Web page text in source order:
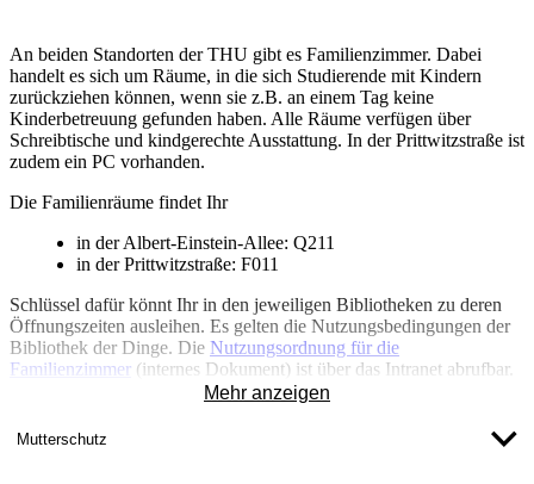
An beiden Standorten der THU gibt es Familienzimmer. Dabei
handelt es sich um Räume, in die sich Studierende mit Kindern
zurückziehen können, wenn sie z.B. an einem Tag keine
Kinderbetreuung gefunden haben. Alle Räume verfügen über
Schreibtische und kindgerechte​ Ausstattung. In der Prittwitzstraße ist
zudem ein PC vorhanden.
Die Familienräume findet Ihr
in der Albert-Einstein-Allee: Q211
in der Prittwitzstraße: F011
Schlüssel dafür könnt Ihr in den jeweiligen Bibliotheken zu deren
Öffnungszeiten ausleihen. Es gelten die Nutzungsbedingungen der
Bibliothek der Dinge. Die Nutzungsordnung für die
Familienzimmer (internes Dokument) ist über das Intranet abrufbar.
Wir haben zudem Schlüssel, die wir bei Bedarf auch längerfristig
verleihen können. Meldet Euch dazu gerne bei
Mehr anzeigen
Mutterschutz